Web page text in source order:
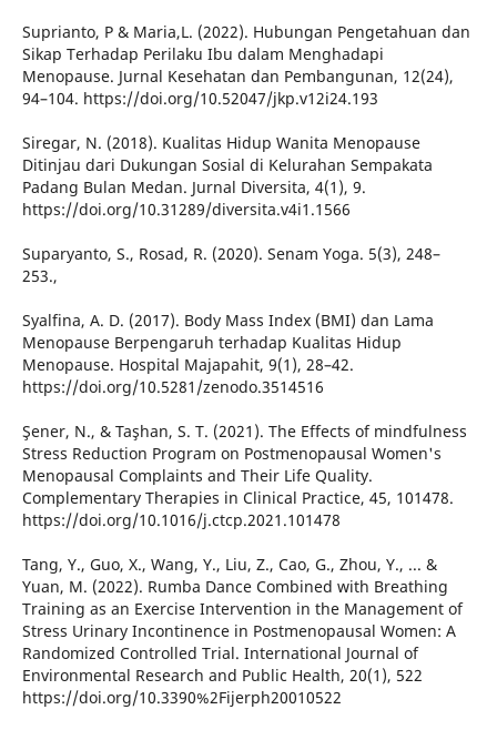
Suprianto, P & Maria,L. (2022). Hubungan Pengetahuan dan
Sikap Terhadap Perilaku Ibu dalam Menghadapi
Menopause. Jurnal Kesehatan dan Pembangunan, 12(24),
94–104. https://doi.org/10.52047/jkp.v12i24.193
Siregar, N. (2018). Kualitas Hidup Wanita Menopause
Ditinjau dari Dukungan Sosial di Kelurahan Sempakata
Padang Bulan Medan. Jurnal Diversita, 4(1), 9.
https://doi.org/10.31289/diversita.v4i1.1566
Suparyanto, S., Rosad, R. (2020). Senam Yoga. 5(3), 248–
253.,
Syalfina, A. D. (2017). Body Mass Index (BMI) dan Lama
Menopause Berpengaruh terhadap Kualitas Hidup
Menopause. Hospital Majapahit, 9(1), 28–42.
https://doi.org/10.5281/zenodo.3514516
Şener, N., & Taşhan, S. T. (2021). The Effects of mindfulness
Stress Reduction Program on Postmenopausal Women's
Menopausal Complaints and Their Life Quality.
Complementary Therapies in Clinical Practice, 45, 101478.
https://doi.org/10.1016/j.ctcp.2021.101478
Tang, Y., Guo, X., Wang, Y., Liu, Z., Cao, G., Zhou, Y., ... &
Yuan, M. (2022). Rumba Dance Combined with Breathing
Training as an Exercise Intervention in the Management of
Stress Urinary Incontinence in Postmenopausal Women: A
Randomized Controlled Trial. International Journal of
Environmental Research and Public Health, 20(1), 522
https://doi.org/10.3390%2Fijerph20010522